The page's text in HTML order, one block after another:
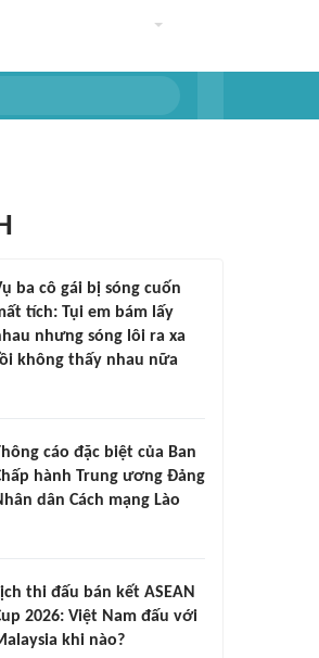
ba cô gái bị sóng cuốn
tích: Tụi em bám lấy
nhưng sóng lôi ra xa
không thấy nhau nữa
cáo đặc biệt của Ban
hành Trung ương Đảng
dân Cách mạng Lào
thi đấu bán kết ASEAN
2026: Việt Nam đấu với
khi nào?